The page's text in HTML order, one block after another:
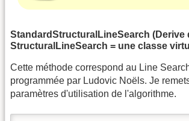
StandardStructuralLineSearch (Derive
StructuralLineSearch = une classe
Cette méthode correspond au Line
programmée par Ludovic Noëls. Je
paramètres d'utilisation de l'algorithme.